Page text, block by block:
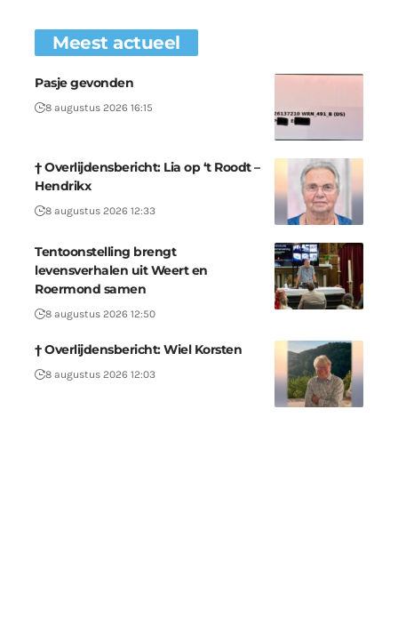
Meest actueel
Pasje gevonden
8 augustus 2026 16:15
† Overlijdensbericht: Lia op ‘t Roodt –
Hendrikx
8 augustus 2026 12:33
Tentoonstelling brengt
levensverhalen uit Weert en
Roermond samen
8 augustus 2026 12:50
† Overlijdensbericht: Wiel Korsten
8 augustus 2026 12:03